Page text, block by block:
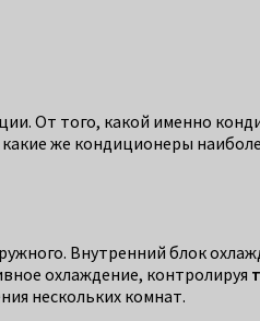
От того, какой именно
же кондиционеры
Внутренний блок
охлаждение, контролируя
нескольких комнат.